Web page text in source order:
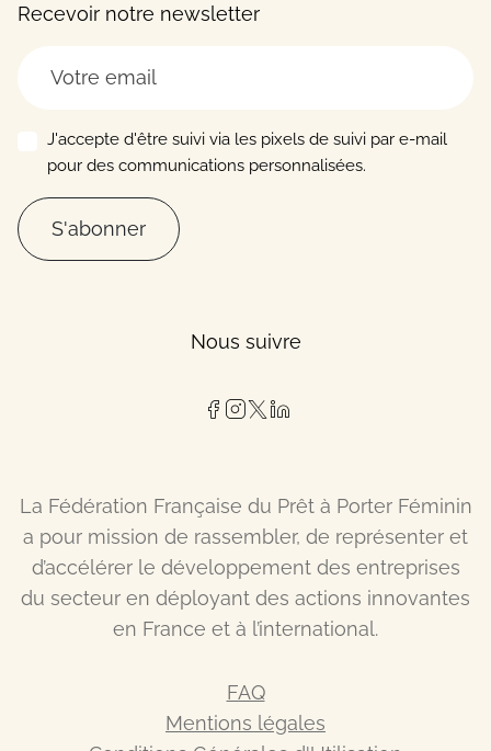
Recevoir notre newsletter
J'accepte d'être suivi via les pixels de suivi par e-mail
pour des communications personnalisées.
S'abonner
Nous suivre
La Fédération Française du Prêt à Porter Féminin
a pour mission de rassembler, de représenter et
d’accélérer le développement des entreprises
du secteur en déployant des actions innovantes
en France et à l’international.
FAQ
Mentions légales